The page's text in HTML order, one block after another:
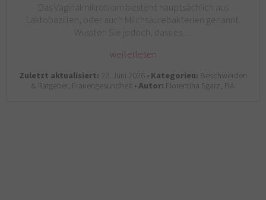
Das Vaginalmikrobiom besteht hauptsächlich aus
Laktobazillen, oder auch Milchsäurebakterien genannt.
Wussten Sie jedoch, dass es…
weiterlesen
Zuletzt aktualisiert: 22. Juni 2026 •Kategorien: Beschwerden
& Ratgeber, Frauengesundheit •Autor: Florentina Sgarz, BA